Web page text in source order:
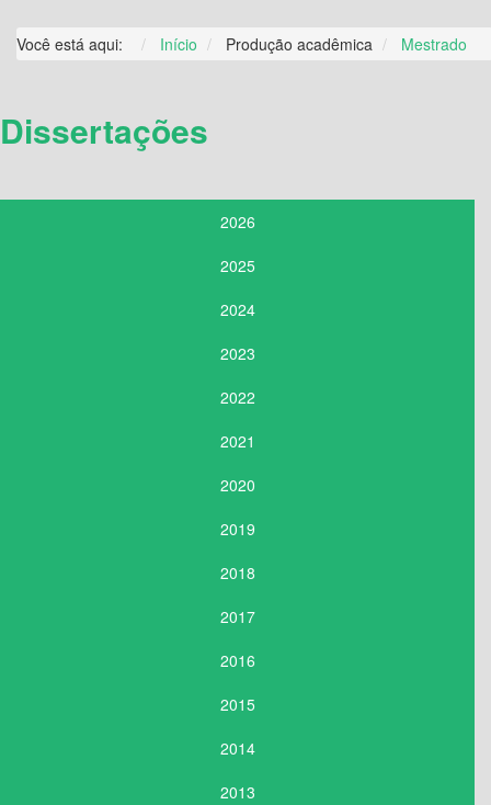
Você está aqui: Início Produção acadêmica Mestrado
Dissertações
2026
2025
2024
2023
2022
2021
2020
2019
2018
2017
2016
2015
2014
2013